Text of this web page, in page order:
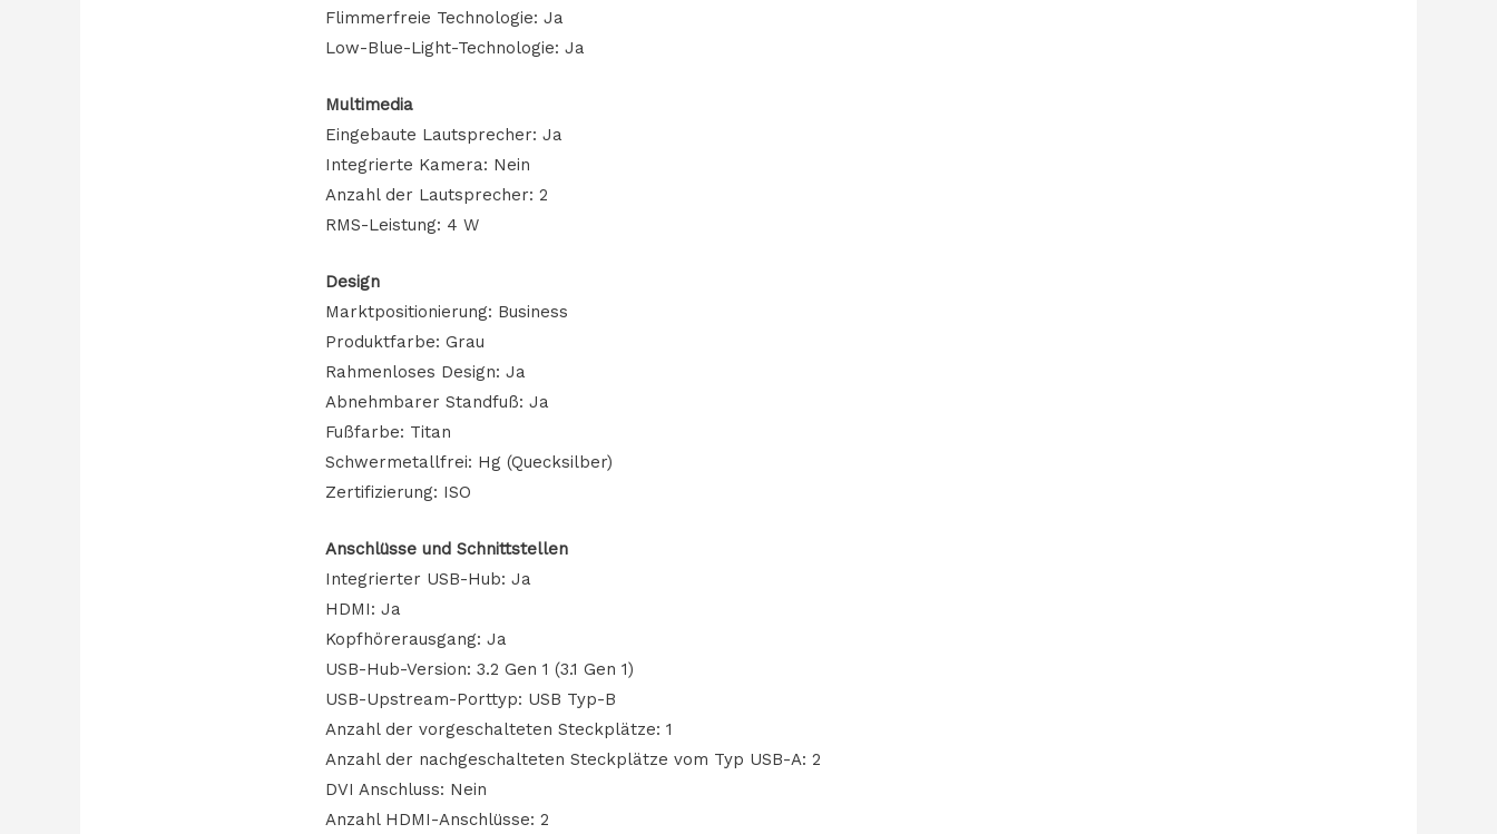
Flimmerfreie Technologie: Ja
Low-Blue-Light-Technologie: Ja
Multimedia
Eingebaute Lautsprecher: Ja
Integrierte Kamera: Nein
Anzahl der Lautsprecher: 2
RMS-Leistung: 4 W
Design
Marktpositionierung: Business
Produktfarbe: Grau
Rahmenloses Design: Ja
Abnehmbarer Standfuß: Ja
Fußfarbe: Titan
Schwermetallfrei: Hg (Quecksilber)
Zertifizierung: ISO
Anschlüsse und Schnittstellen
Integrierter USB-Hub: Ja
HDMI: Ja
Kopfhörerausgang: Ja
USB-Hub-Version: 3.2 Gen 1 (3.1 Gen 1)
USB-Upstream-Porttyp: USB Typ-B
Anzahl der vorgeschalteten Steckplätze: 1
Anzahl der nachgeschalteten Steckplätze vom Typ USB-A: 2
DVI Anschluss: Nein
Anzahl HDMI-Anschlüsse: 2